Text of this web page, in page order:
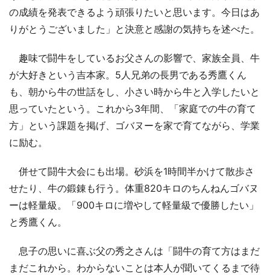
の成績を発表できるよう頑張りたいと思います。今日はあ
りがとうございました」と決意と感謝の気持ちを述べた。
趣味で闘牛をしているお父さんの影響で、家族全員、牛
が大好きという吉本家。5人兄弟の長男である秀鷹くん
も、朝から牛の世話をし、小さい時から牛と入学したいと
思っていたという。これから3年間、「家庭での牛の育て
方」という課題を掲げ、ゴバヌーを家で育てながら、学業
に励む。
併せて闘牛大会にも出場。砂浜を1時間半かけて散歩さ
せたり、牛の鍛錬も行う。体重820キロのちんねんゴバヌ
ーは軽量級。「900キロに増やして軽量級で優勝したい」
と秀鷹くん。
息子の思いに喜ぶ父の秀之さんは「闘牛の育て方はまだ
まだこれから。わからないことは本人が聞いてくるまで待